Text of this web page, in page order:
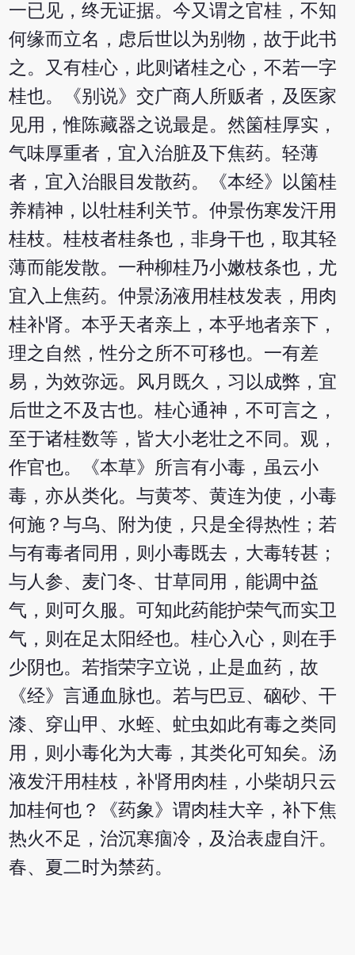
一已见，终无证据。今又谓之官桂，不知
何缘而立名，虑后世以为别物，故于此书
之。又有桂心，此则诸桂之心，不若一字
桂也。《别说》交广商人所贩者，及医家
见用，惟陈藏器之说最是。然箘桂厚实，
气味厚重者，宜入治脏及下焦药。轻薄
者，宜入治眼目发散药。《本经》以箘桂
养精神，以牡桂利关节。仲景伤寒发汗用
桂枝。桂枝者桂条也，非身干也，取其轻
薄而能发散。一种柳桂乃小嫩枝条也，尤
宜入上焦药。仲景汤液用桂枝发表，用肉
桂补肾。本乎天者亲上，本乎地者亲下，
理之自然，性分之所不可移也。一有差
易，为效弥远。风月既久，习以成弊，宜
后世之不及古也。桂心通神，不可言之，
至于诸桂数等，皆大小老壮之不同。观，
作官也。《本草》所言有小毒，虽云小
毒，亦从类化。与黄芩、黄连为使，小毒
何施？与乌、附为使，只是全得热性；若
与有毒者同用，则小毒既去，大毒转甚；
与人参、麦门冬、甘草同用，能调中益
气，则可久服。可知此药能护荣气而实卫
气，则在足太阳经也。桂心入心，则在手
少阴也。若指荣字立说，止是血药，故
《经》言通血脉也。若与巴豆、硇砂、干
漆、穿山甲、水蛭、虻虫如此有毒之类同
用，则小毒化为大毒，其类化可知矣。汤
液发汗用桂枝，补肾用肉桂，小柴胡只云
加桂何也？《药象》谓肉桂大辛，补下焦
热火不足，治沉寒痼冷，及治表虚自汗。
春、夏二时为禁药。